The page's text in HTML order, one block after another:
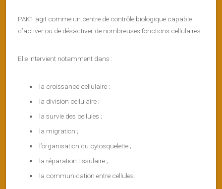
PAK1 agit comme un centre de contrôle biologique capable
d’activer ou de désactiver de nombreuses fonctions cellulaires.
Elle intervient notamment dans :
la croissance cellulaire ;
la division cellulaire ;
la survie des cellules ;
la migration ;
l’organisation du cytosquelette ;
la réparation tissulaire ;
la communication entre cellules.